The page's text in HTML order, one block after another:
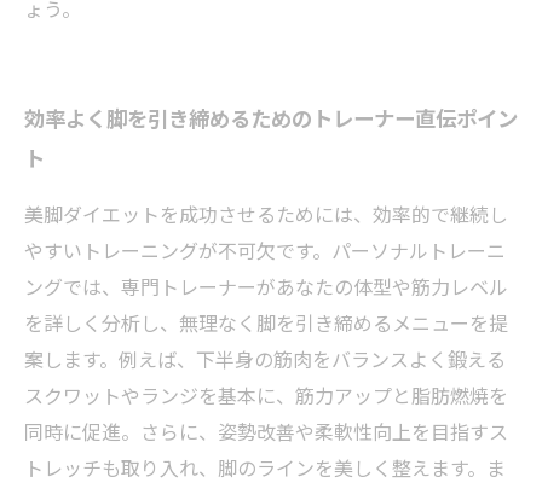
ょう。
効率よく脚を引き締めるためのトレーナー直伝ポイン
ト
美脚ダイエットを成功させるためには、効率的で継続し
やすいトレーニングが不可欠です。パーソナルトレーニ
ングでは、専門トレーナーがあなたの体型や筋力レベル
を詳しく分析し、無理なく脚を引き締めるメニューを提
案します。例えば、下半身の筋肉をバランスよく鍛える
スクワットやランジを基本に、筋力アップと脂肪燃焼を
同時に促進。さらに、姿勢改善や柔軟性向上を目指すス
トレッチも取り入れ、脚のラインを美しく整えます。ま